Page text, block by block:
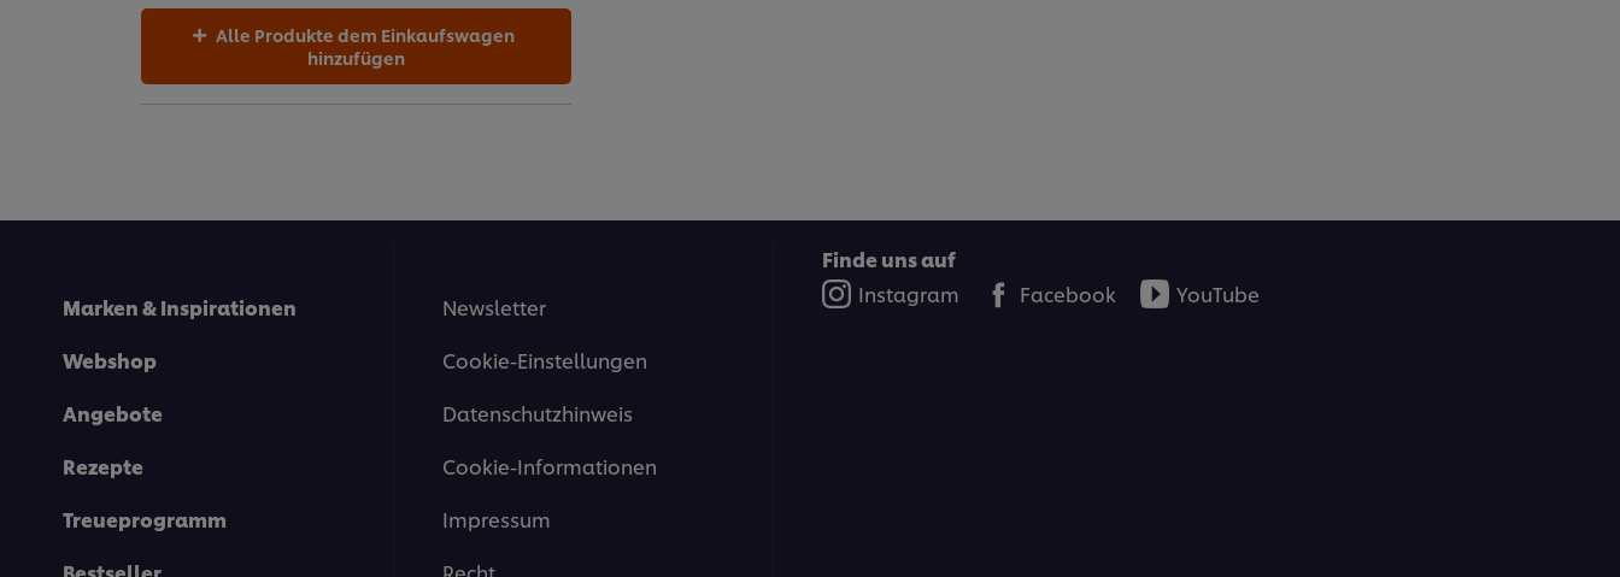
hinzufügen
Marken & Inspirationen
Webshop
Angebote
Rezepte
Treueprogramm
Newsletter
Cookie-Einstellungen
Datenschutzhinweis
Cookie-Informationen
Impressum
Finde uns auf
Instagram
Facebook YouTube